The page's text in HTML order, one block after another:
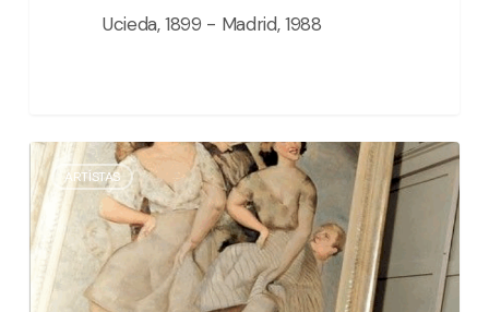
Ucieda, 1899 - Madrid, 1988
Luis
Quintanilla
Isasi
pintor
ARTÍSTAS